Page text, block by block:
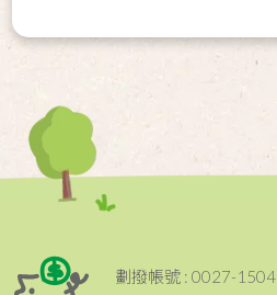
劃撥帳號 : 0027-1504